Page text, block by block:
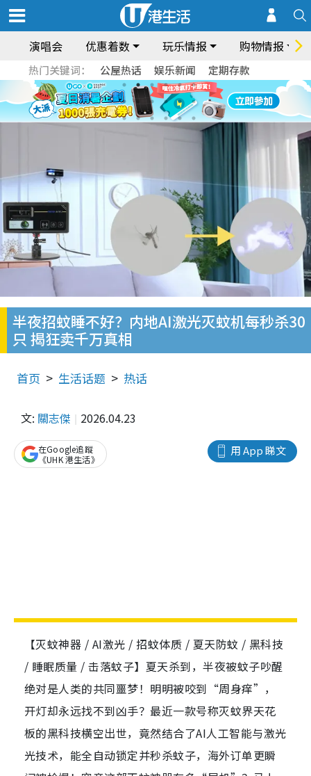
演唱会 优惠着数 玩乐情报 购物情报
热门关键词： 公屋热话 娱乐新闻 定期存款
半夜招蚊睡不好？内地AI激光灭蚊机每秒杀30
只 揭狂卖千万真相
首页 生活话题 热话
文: 關志傑 2026.04.23
用 App 睇文
在Google追蹤
《UHK 港生活》
【灭蚊神器 / AI激光 / 招蚊体质 / 夏天防蚊 / 黑科技
/ 睡眠质量 / 击落蚊子】夏天杀到，半夜被蚊子吵醒
绝对是人类的共同噩梦！明明被咬到“周身痒”，
开灯却永远找不到凶手？最近一款号称灭蚊界天花
板的黑科技横空出世，竟然结合了AI人工智能与激光
光技术，能全自动锁定并秒杀蚊子，海外订单更瞬